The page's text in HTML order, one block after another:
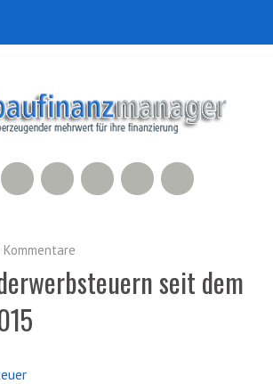
Facebook
500px
LinkedIn
Xing
RSS Feed
Kommentare
seit dem